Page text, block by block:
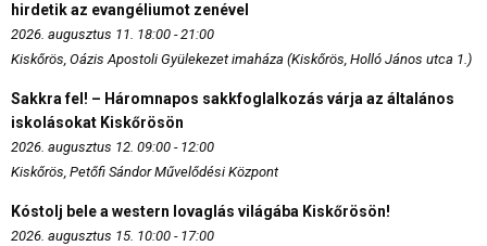
hirdetik az evangéliumot zenével
2026. augusztus 11. 18:00 - 21:00
Kiskőrös, Oázis Apostoli Gyülekezet imaháza (Kiskőrös, Holló János utca 1.)
Sakkra fel! – Háromnapos sakkfoglalkozás várja az általános
iskolásokat Kiskőrösön
2026. augusztus 12. 09:00 - 12:00
Kiskőrös, Petőfi Sándor Művelődési Központ
Kóstolj bele a western lovaglás világába Kiskőrösön!
2026. augusztus 15. 10:00 - 17:00